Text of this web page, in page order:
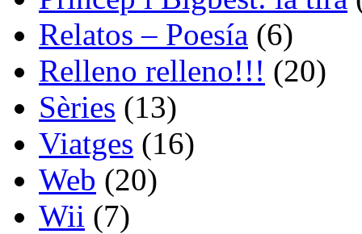
Relatos – Poesía (6)
Relleno relleno!!! (20)
Sèries (13)
Viatges (16)
Web (20)
Wii (7)